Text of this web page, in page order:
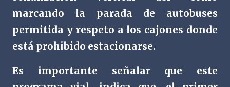
marcando la parada de autobuses
permitida y respeto a los cajones donde
está prohibido estacionarse.
Es importante señalar que este